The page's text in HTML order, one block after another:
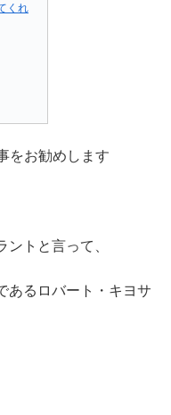
くれ
をお勧めします
ントと言って、
るロバート・キヨサ